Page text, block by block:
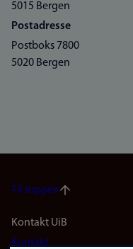
5015 Bergen
Postadresse
Postboks 7800
5020 Bergen
Til toppen
Footer
Kontakt UiB
Kontakt